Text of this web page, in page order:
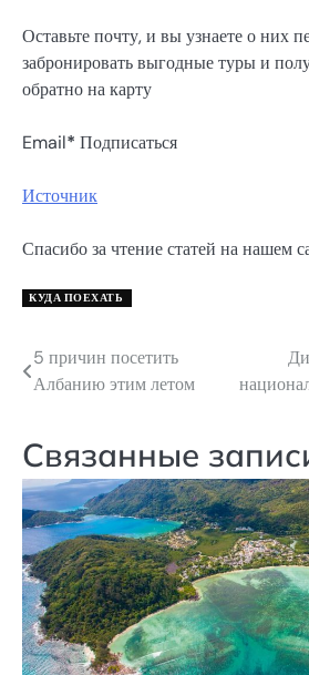
Оставьте почту, и вы узнаете о них
забронировать выгодные туры и
обратно на карту
Email* Подписаться
Источник
Спасибо за чтение статей на нашем
КУДА ПОЕХАТЬ
Навигация
записям
5 причин посетить
Албанию этим летом
Связанные